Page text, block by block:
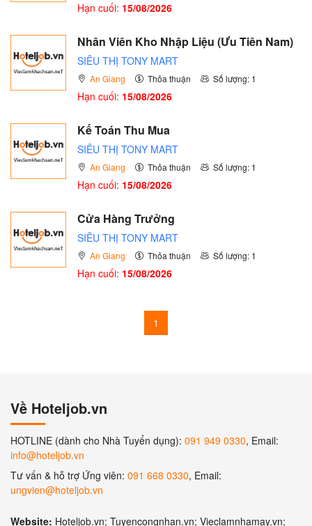
Hạn cuối: 15/08/2026
Nhân Viên Kho Nhập Liệu (Ưu Tiên Nam)
SIÊU THỊ TONY MART
An Giang Thỏa thuận Số lượng: 1
Hạn cuối: 15/08/2026
Kế Toán Thu Mua
SIÊU THỊ TONY MART
An Giang Thỏa thuận Số lượng: 1
Hạn cuối: 15/08/2026
Cửa Hàng Trưởng
SIÊU THỊ TONY MART
An Giang Thỏa thuận Số lượng: 1
Hạn cuối: 15/08/2026
1
Về Hoteljob.vn
HOTLINE (dành cho Nhà Tuyển dụng): 091 949 0330, Email:
info@hoteljob.vn
Tư vấn & hỗ trợ Ứng viên: 091 668 0330, Email:
ungvien@hoteljob.vn
Website: Hoteljob.vn; Tuyencongnhan.vn; Vieclamnhamay.vn;